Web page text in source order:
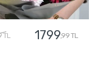
TL 1799,99 TL